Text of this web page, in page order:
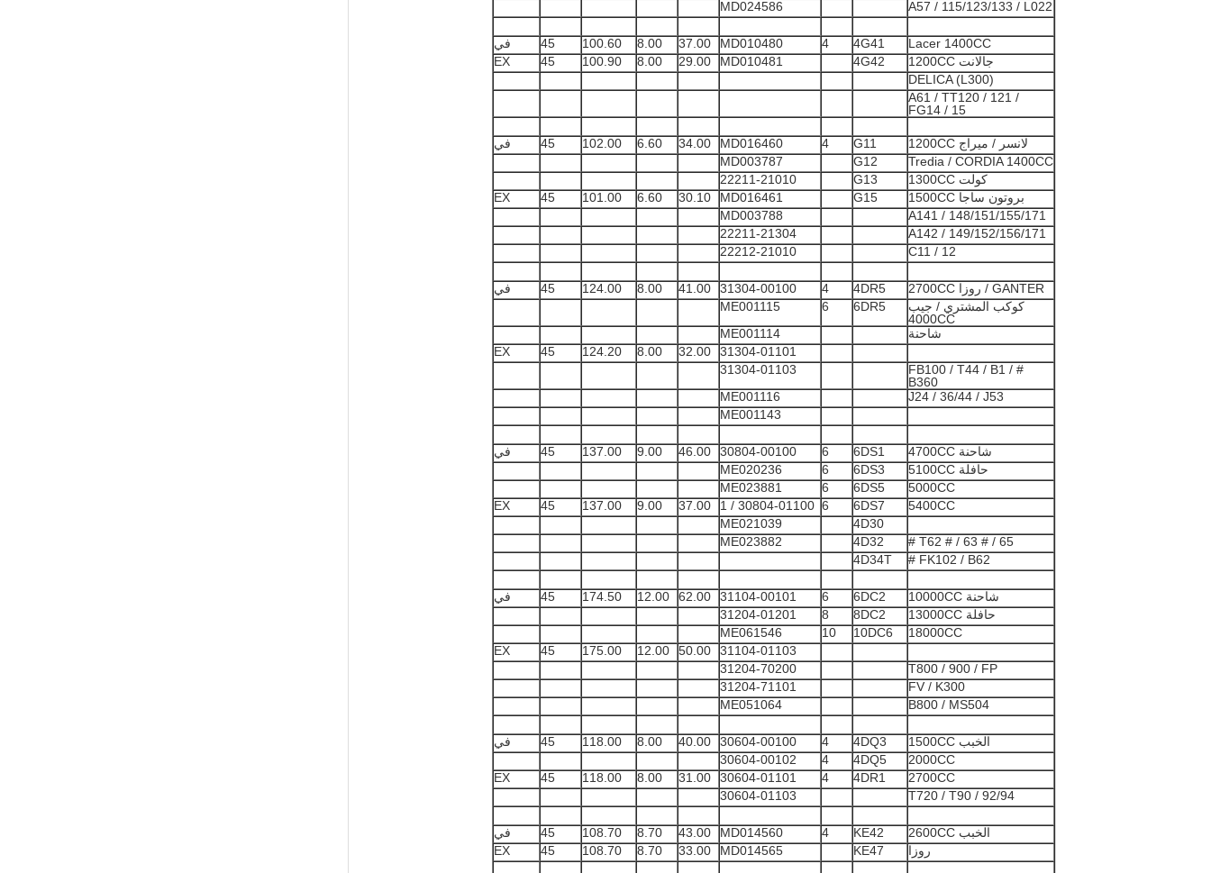
A57 / 115/123/133 / L022
MD024586
Lacer 1400CC
4G41
4
MD010480
37.00
8.00
100.60
45
في
جالانت 1200CC
4G42
MD010481
29.00
8.00
100.90
45
EX
DELICA (L300)
A61 / TT120 / 121 /
FG14 / 15
لانسر / ميراج 1200CC G11
4
MD016460
34.00
6.60
102.00
45
في
Tredia / CORDIA 1400CC
G12
MD003787
كولت 1300CC
G13
22211-21010
بروتون ساجا 1500CC
G15
MD016461
30.10
6.60
101.00
45
EX
A141 / 148/151/155/171
MD003788
A142 / 149/152/156/171
22211-21304
C11 / 12
22212-21010
GANTER / روزا 2700CC 4DR5
4
31304-00100
41.00
8.00
124.00
45
في
كوكب المشتري / جيب
4000CC
6DR5
6
ME001115
شاحنة
ME001114
31304-01101
32.00
8.00
124.20
45
EX
FB100 / T44 / B1 / #
B360
31304-01103
J24 / 36/44 / J53
ME001116
ME001143
شاحنة 4700CC 6DS1
6
30804-00100
46.00
9.00
137.00
45
في
حافلة 5100CC
6DS3
6
ME020236
5000CC
6DS5
6
ME023881
5400CC
6DS7
6
30804-01100 / 1
37.00
9.00
137.00
45
EX
4D30
ME021039
T62 # / 63 # / 65 #
4D32
ME023882
FK102 / B62 #
4D34T
شاحنة 10000CC 6DC2
6
31104-00101
62.00
12.00
174.50
45
في
حافلة 13000CC
8DC2
8
31204-01201
18000CC
10DC6
10
ME061546
31104-01103
50.00
12.00
175.00
45
EX
T800 / 900 / FP
31204-70200
FV / K300
31204-71101
B800 / MS504
ME051064
الخبب 1500CC 4DQ3
4
30604-00100
40.00
8.00
118.00
45
في
2000CC
4DQ5
4
30604-00102
2700CC
4DR1
4
30604-01101
31.00
8.00
118.00
45
EX
T720 / T90 / 92/94
30604-01103
الخبب 2600CC KE42
4
MD014560
43.00
8.70
108.70
45
في
روزا
KE47
MD014565
33.00
8.70
108.70
45
EX